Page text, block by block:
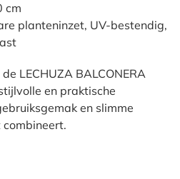
cm
planteninzet, UV-bestendig,
LECHUZA BALCONERA
en praktische
en slimme